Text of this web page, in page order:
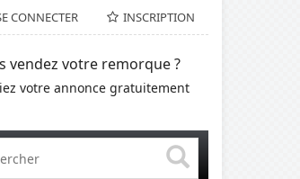
CONNECTER INSCRIPTION
vendez votre remorque ?
votre annonce gratuitement